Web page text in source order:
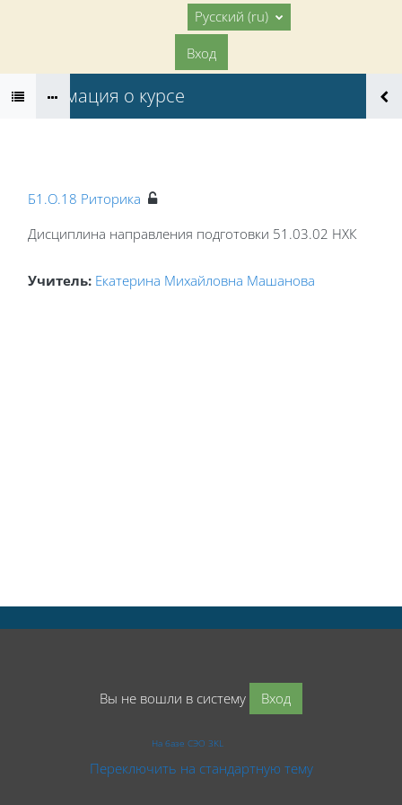
Перейти к основному содержаниюРусский ‎(ru)‎
Вход
Информация о курсе
Б1.О.18 Риторика
Дисциплина направления подготовки 51.03.02 НХК
Учитель: Екатерина Михайловна Машанова
Вы не вошли в систему Вход
На базе СЭО 3KL
Переключить на стандартную тему